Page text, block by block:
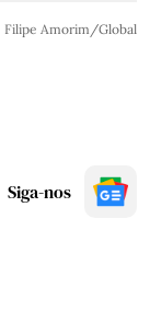
Filipe Amorim/Global
Siga-nos